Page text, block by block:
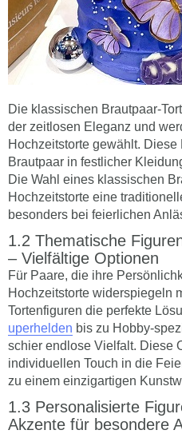
Die klassischen Brautpaar-
der zeitlosen Eleganz und
Hochzeitstorte gewählt.
Brautpaar in festlicher
Die Wahl eines klassischen
Hochzeitstorte eine
besonders bei feierlichen
Thematische
– Vielfältige Optionen
Für Paare, die ihre
Hochzeitstorte widerspiegeln
Tortenfiguren die perfekte
uperhelden bis zu Hobby-
schier endlose Vielfalt. Diese
individuellen Touch in die
zu einem einzigartigen
Personalisierte
Akzente für besondere